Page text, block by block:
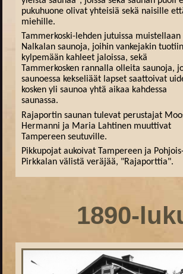
pukuhuone olivat yhteisiä sekä naisille
miehille.
Tammerkoski-lehden jutuissa muistellaan
Nalkalan saunoja, joihin vankejakin tuotiin
kylpemään kahleet jaloissa, sekä
Tammerkosken rannalla olleita saunoja,
saunoessa kekseliäät lapset saattoivat
kosken yli saunoa yhtä aikaa kahdessa
saunassa.
Rajaportin saunan tulevat perustajat
Hermanni ja Maria Lahtinen muuttivat
Tampereen seutuville.
Pikkupojat aukoivat Tampereen ja
Pirkkalan välistä veräjää, "Rajaporttia".
1890-